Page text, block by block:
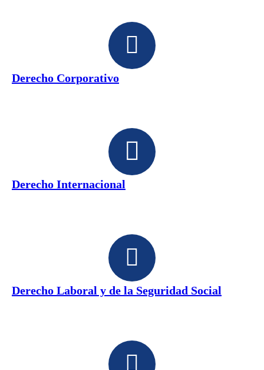
Derecho Corporativo
Derecho Internacional
Derecho Laboral y de la Seguridad Social